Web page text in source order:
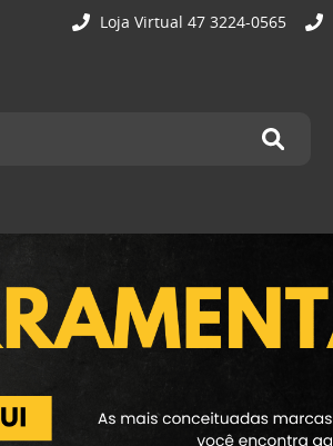
Loja Virtual 47 3224-0565